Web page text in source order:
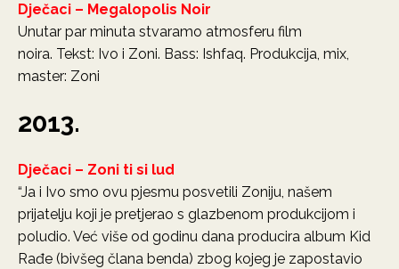
Dječaci – Megalopolis Noir
Unutar par minuta stvaramo atmosferu film
noira. Tekst: Ivo i Zoni. Bass: Ishfaq. Produkcija, mix,
master: Zoni
2013.
Dječaci – Zoni ti si lud
“Ja i Ivo smo ovu pjesmu posvetili Zoniju, našem
prijatelju koji je pretjerao s glazbenom produkcijom i
poludio. Već više od godinu dana producira album Kid
Rađe (bivšeg člana benda) zbog kojeg je zapostavio